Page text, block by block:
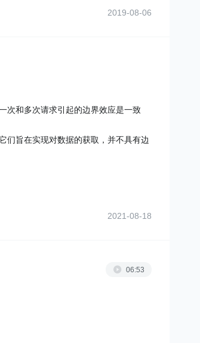
2019-08-06
次和多次请求引起的边界效应是一致
们旨在实现对数据的获取，并不具有边
2021-08-18
06:53